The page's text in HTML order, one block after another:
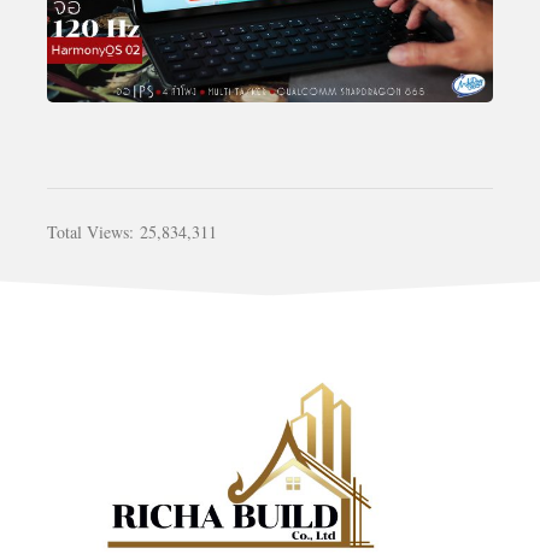
Total Views: 25,834,311